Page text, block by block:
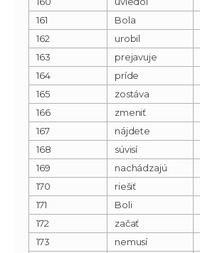
161
Bola
162
urobil
163
prejavuje
164
príde
165
zostáva
166
zmeniť
167
nájdete
168
súvisí
169
nachádzajú
170
riešiť
171
Boli
172
začať
173
nemusí